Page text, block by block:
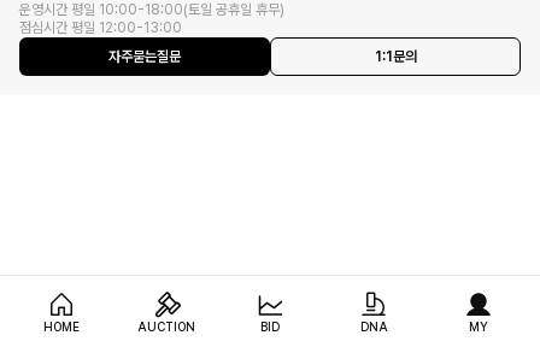
운영시간 평일 10:00-18:00(토일 공휴일 휴무)
점심시간 평일 12:00-13:00
자주묻는질문
1:1문의
HOME AUCTION BID DNA MY